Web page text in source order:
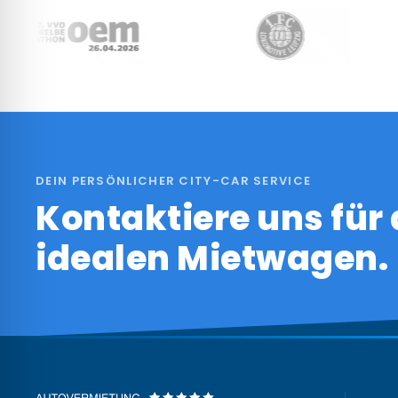
DEIN PERSÖNLICHER CITY-CAR SERVICE
Kontaktiere uns für
idealen Mietwagen.